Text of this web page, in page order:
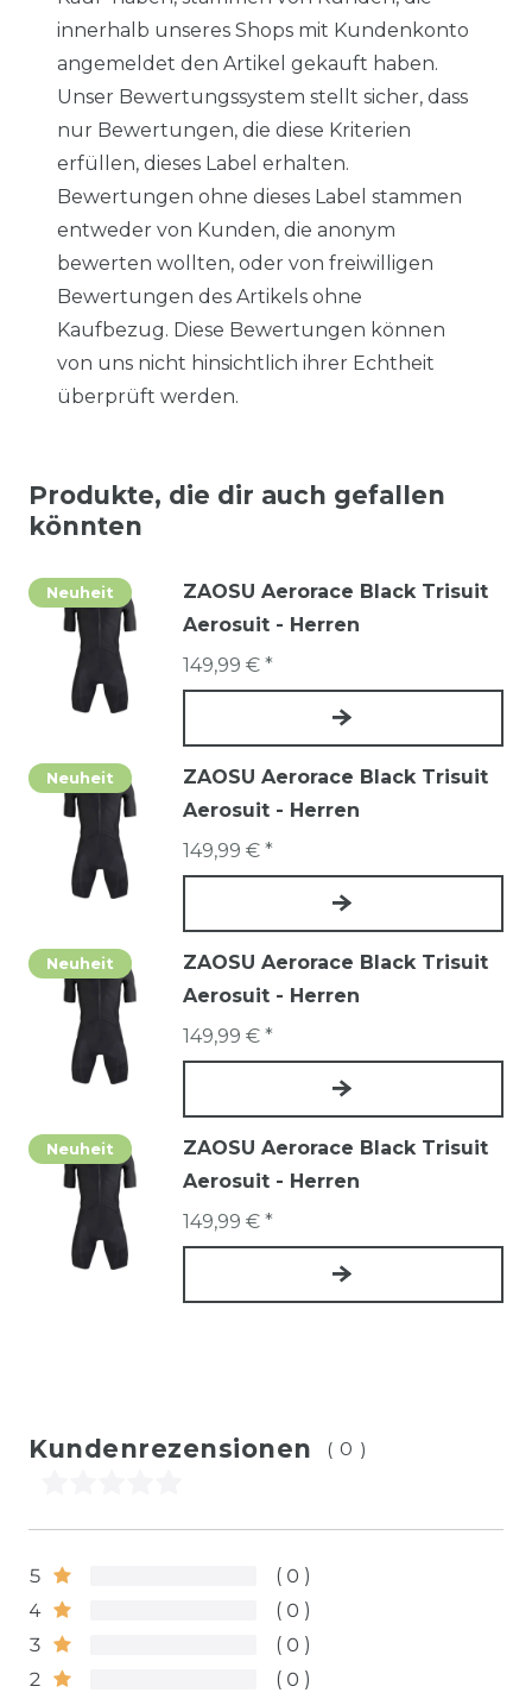
innerhalb unseres Shops mit Kundenkonto
angemeldet den Artikel gekauft haben.
Unser Bewertungssystem stellt sicher, dass
nur Bewertungen, die diese Kriterien
erfüllen, dieses Label erhalten.
Bewertungen ohne dieses Label stammen
entweder von Kunden, die anonym
bewerten wollten, oder von freiwilligen
Bewertungen des Artikels ohne
Kaufbezug. Diese Bewertungen können
von uns nicht hinsichtlich ihrer Echtheit
überprüft werden.
Produkte, die dir auch gefallen
könnten
Neuheit
ZAOSU Aerorace Black Trisuit
Aerosuit - Herren
149,99 € *
Neuheit
ZAOSU Aerorace Black Trisuit
Aerosuit - Herren
149,99 € *
Neuheit
ZAOSU Aerorace Black Trisuit
Aerosuit - Herren
149,99 € *
Neuheit
ZAOSU Aerorace Black Trisuit
Aerosuit - Herren
149,99 € *
Kundenrezensionen (0)
5
0
4
0
3
0
2
0